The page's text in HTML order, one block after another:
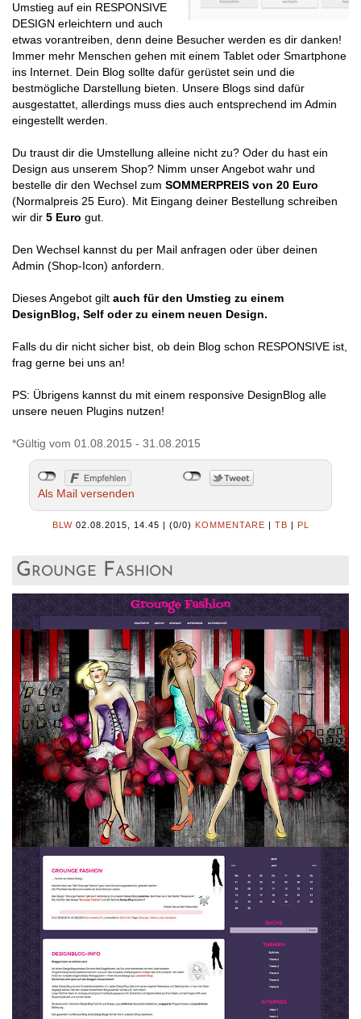
Umstieg auf ein RESPONSIVE
DESIGN erleichtern und auch
etwas vorantreiben, denn deine Besucher werden es dir danken!
Immer mehr Menschen gehen mit einem Tablet oder Smartphone
ins Internet. Dein Blog sollte dafür gerüstet sein und die
bestmögliche Darstellung bieten. Unsere Blogs sind dafür
ausgestattet, allerdings muss dies auch entsprechend im Admin
eingestellt werden.
Du traust dir die Umstellung alleine nicht zu? Oder du hast ein
Design aus unserem Shop? Nimm unser Angebot wahr und
bestelle dir den Wechsel zum SOMMERPREIS von 20 Euro
(Normalpreis 25 Euro). Mit Eingang deiner Bestellung schreiben
wir dir 5 Euro gut.
Den Wechsel kannst du per Mail anfragen oder über deinen
Admin (Shop-Icon) anfordern.
Dieses Angebot gilt auch für den Umstieg zu einem
DesignBlog, Self oder zu einem neuen Design.
Falls du dir nicht sicher bist, ob dein Blog schon RESPONSIVE ist,
frag gerne bei uns an!
PS: Übrigens kannst du mit einem responsive DesignBlog alle
unsere neuen Plugins nutzen!
*Gültig vom 01.08.2015 - 31.08.2015
Als Mail versenden
BLW 02.08.2015, 14.45 (0/0) KOMMENTARE TB PL
Grounge Fashion